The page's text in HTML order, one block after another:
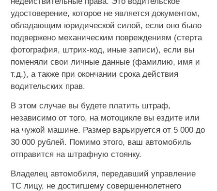
удостоверение, которое не является документом,
обладающим юридической силой, если оно было
подвержено механическим повреждениям (стерта
фотография, штрих-код, иные записи), если вы
поменяли свои личные данные (фамилию, имя и
т.д.), а также при окончании срока действия
водительских прав.
В этом случае вы будете платить штраф,
независимо от того, на мотоцикле вы ездите или
на чужой машине. Размер варьируется от 5 000 до
30 000 рублей. Помимо этого, ваш автомобиль
отправится на штрафную стоянку.
Владелец автомобиля, передавший управление
ТС лицу, не достигшему совершеннолетнего